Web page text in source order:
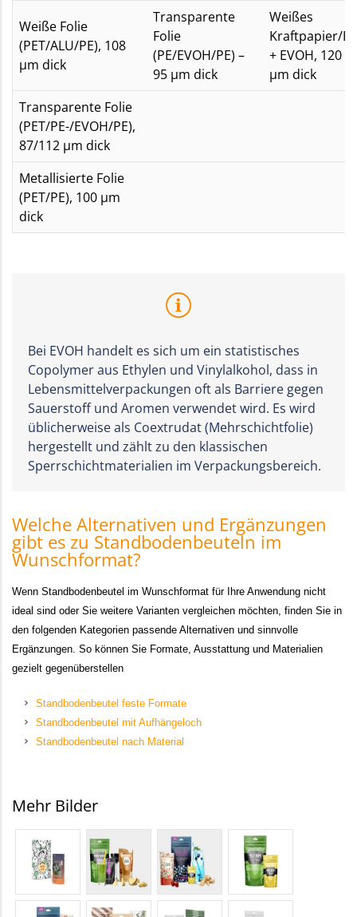
Weiße Folie
(PET/ALU/PE), 108
µm dick
Transparente
Folie
(PE/EVOH/PE) –
95 µm dick
Weißes
Kraftpapier/PE
+ EVOH, 120
µm dick
Transparente Folie
(PET/PE-/EVOH/PE),
87/112 µm dick
Metallisierte Folie
(PET/PE), 100 µm
dick
Bei EVOH handelt es sich um ein statistisches
Copolymer aus Ethylen und Vinylalkohol, dass in
Lebensmittelverpackungen oft als Barriere gegen
Sauerstoff und Aromen verwendet wird. Es wird
üblicherweise als Coextrudat (Mehrschichtfolie)
hergestellt und zählt zu den klassischen
Sperrschichtmaterialien im Verpackungsbereich.
Welche Alternativen und Ergänzungen
gibt es zu Standbodenbeuteln im
Wunschformat?
Wenn Standbodenbeutel im Wunschformat für Ihre Anwendung nicht
ideal sind oder Sie weitere Varianten vergleichen möchten, finden Sie in
den folgenden Kategorien passende Alternativen und sinnvolle
Ergänzungen. So können Sie Formate, Ausstattung und Materialien
gezielt gegenüberstellen
Standbodenbeutel feste Formate
Standbodenbeutel mit Aufhängeloch
Standbodenbeutel nach Material
Mehr Bilder